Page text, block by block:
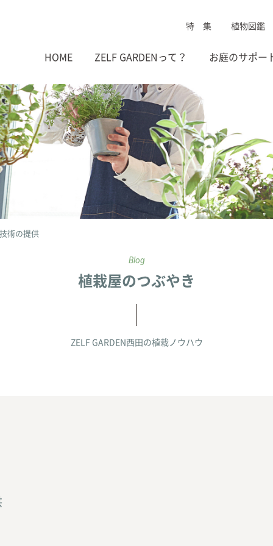
HOME ZELF GARDENって？ お庭のサポー
特 集 植物図鑑
術の提供
Blog
植栽屋のつぶやき
ZELF GARDEN西田の植栽ノウハウ